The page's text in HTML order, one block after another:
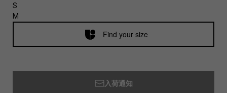
S
M
Find your size
入荷通知